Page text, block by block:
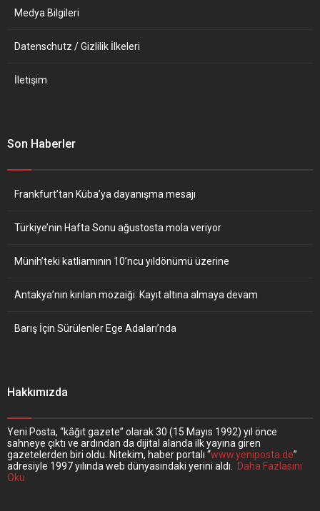
Medya Bilgileri
Datenschutz / Gizlilik İlkeleri
İletişim
Son Haberler
Frankfurt’tan Küba’ya dayanışma mesajı
Türkiye’nin Hafta Sonu ağustosta mola veriyor
Münih’teki katliamının 10’ncu yıldönümü üzerine
Antakya’nın kırılan mozaiği: Kayıt altına almaya devam
Barış İçin Sürülenler Ege Adaları’nda
Hakkımızda
Yeni Posta, “kâğıt gazete” olarak 30 (15 Mayıs 1992) yıl önce
sahneye çıktı ve ardından da dijital alanda ilk yayına giren
gazetelerden biri oldu. Nitekim, haber portalı “www.yeniposta.de”
adresiyle 1997 yılında web dünyasındaki yerini aldı.
Daha Fazlasını
Oku